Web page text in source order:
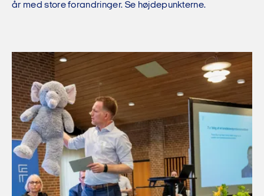
år med store forandringer. Se højdepunkterne.